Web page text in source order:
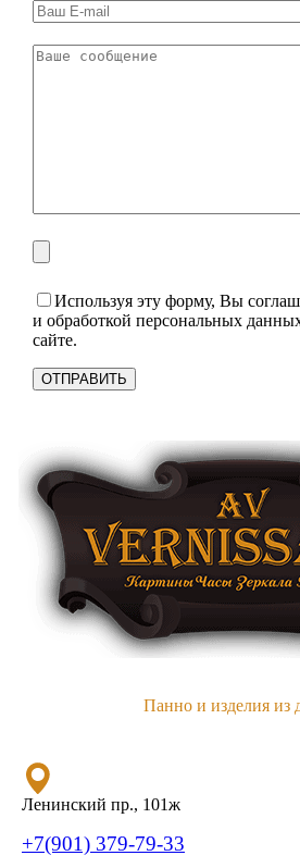
Используя эту форму, Вы
и обработкой персональных
сайте.
Панно и изделия из
Ленинский пр., 101ж
+7(901) 379-79-33